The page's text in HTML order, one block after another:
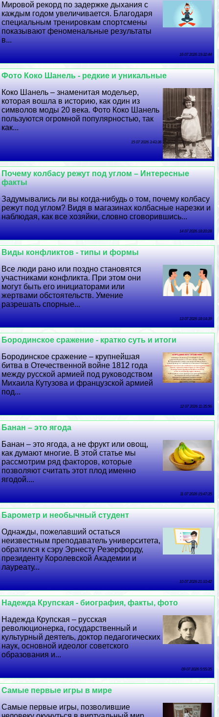
Мировой рекорд по задержке дыхания с
каждым годом увеличивается. Благодаря
специальным тренировкам спортсмены
показывают феноменальные результаты
в...
16 07 2026 19:32:44
Фото Коко Шанель - редкие и уникальные
Коко Шанель – знаменитая модельер,
которая вошла в историю, как один из
символов моды 20 века. Фото Коко Шанель
пользуются огромной популярностью, так
как...
15 07 2026 3:43:36
Почему колбасу режут под углом – Интересные
факты
Задумывались ли вы когда-нибудь о том, почему колбасу
режут под углом? Видя в магазинах колбасные нарезки и
наблюдая, как все хозяйки, словно сговорившись...
14 07 2026 18:20:28
Виды конфликтов - типы и формы
Все люди рано или поздно становятся
участниками конфликта. При этом они
могут быть его инициаторами или
жертвами обстоятельств. Умение
разрешать спopные...
13 07 2026 18:14:39
Бородинское сражение - кратко суть и итоги
Бородинское сражение – крупнейшая
битва в Отечественной войне 1812 года
между русской армией под руководством
Михаила Кутузова и французской армией
под...
12 07 2026 11:35:56
Банан – это ягода
Банан – это ягода, а не фрукт или овощ,
как думают многие. В этой статье мы
рассмотрим ряд факторов, которые
позволяют считать этот плод именно
ягодой....
11 07 2026 15:47:35
Барометр и необычный студент
Однажды, пожелавший остаться
неизвестным преподаватель университета,
обратился к сэру Эрнесту Резерфорду,
президенту Королевской Академии и
лауреату...
10 07 2026 21:10:42
Надежда Крупская - биография, факты, фото
Надежда Крупская – русская
революционерка, государственный и
культурный деятель, доктор педагогических
наук, основной идеолог советского
образования и...
09 07 2026 5:55:35
Самые первые игры в мире
Самые первые игры, позволившие